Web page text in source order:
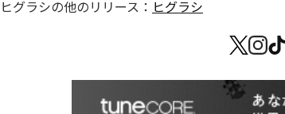
ヒグラシの他のリリース： ヒグラシ